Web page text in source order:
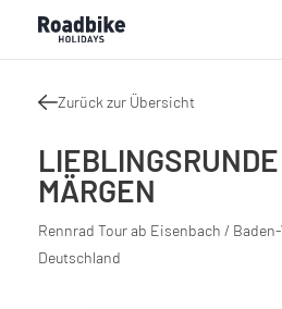
Zurück zur Übersicht
MÄRGEN
Rennrad Tour ab Eisenbach /
Deutschland